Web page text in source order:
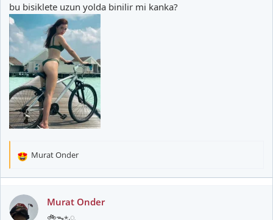
bu bisiklete uzun yolda binilir mi kanka?
T
k
i
Murat Onder
Murat Onder
🚲ᯓ⋆.ೃ